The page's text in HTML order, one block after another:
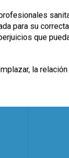
para su
que
la